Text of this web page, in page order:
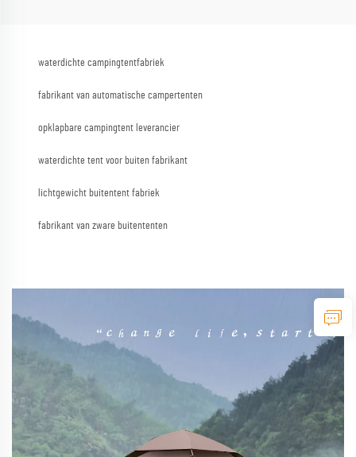
waterdichte campingtentfabriek
fabrikant van automatische campertenten
opklapbare campingtent leverancier
waterdichte tent voor buiten fabrikant
lichtgewicht buitentent fabriek
fabrikant van zware buitententen